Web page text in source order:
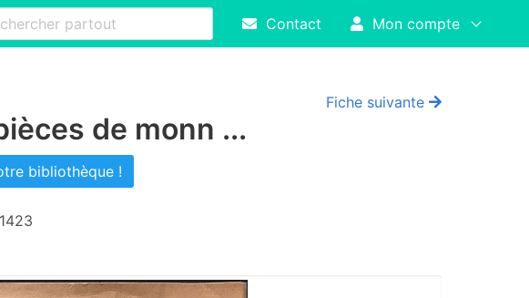
Contact Mon compte
Fiche suivante
de monn ...
bibliothèque !